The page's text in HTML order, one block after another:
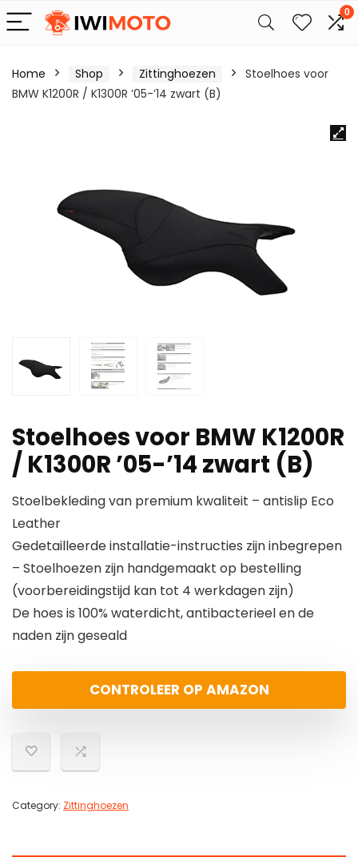
0
Home Shop Zittinghoezen
Stoelhoes voor
BMW K1200R / K1300R ’05-’14 zwart (B)
Stoelhoes voor BMW K1200R
/ K1300R ’05-’14 zwart (B)
Stoelbekleding van premium kwaliteit – antislip Eco
Leather
Gedetailleerde installatie-instructies zijn inbegrepen
– Stoelhoezen zijn handgemaakt op bestelling
(voorbereidingstijd kan tot 4 werkdagen zijn)
De hoes is 100% waterdicht, antibacterieel en de
naden zijn geseald
CONTROLEER OP AMAZON
Category: Zittinghoezen